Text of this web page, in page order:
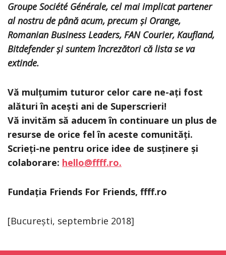
Groupe Société Générale, cel mai implicat partener
al nostru de până acum, precum și Orange,
Romanian Business Leaders, FAN Courier, Kaufland,
Bitdefender și suntem încrezători că lista se va
extinde.
Vă mulțumim tuturor celor care ne-ați fost
alături în acești ani de Superscrieri!
Vă invităm să aducem în continuare un plus de
resurse de orice fel în aceste comunități.
Scrieți-ne pentru orice idee de susținere și
colaborare: hello@ffff.ro.
Fundația Friends For Friends, ffff.ro
[București, septembrie 2018]